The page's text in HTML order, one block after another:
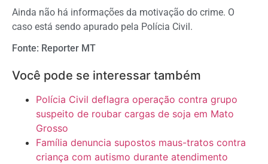
Ainda não há informações da motivação do crime. O
caso está sendo apurado pela Polícia Civil.
Fonte: Reporter MT
Você pode se interessar também
Polícia Civil deflagra operação contra grupo
suspeito de roubar cargas de soja em Mato
Grosso
Família denuncia supostos maus-tratos contra
criança com autismo durante atendimento